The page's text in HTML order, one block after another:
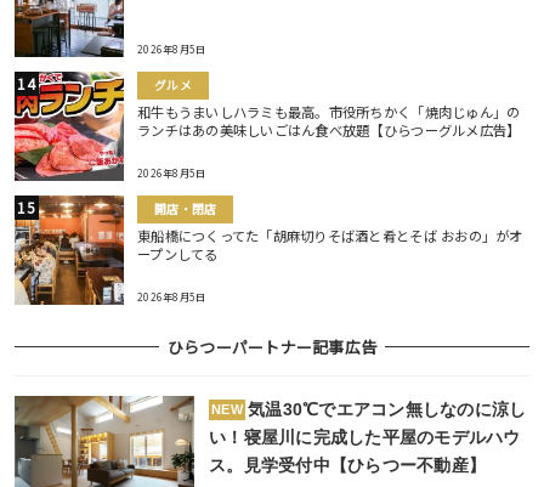
2026年8月5日
グルメ
和牛もうまいしハラミも最高。市役所ちかく「焼肉じゅん」の
ランチはあの美味しいごはん食べ放題【ひらつーグルメ広告】
2026年8月5日
開店・閉店
東船橋につくってた「胡麻切りそば酒と肴とそば おおの」がオ
ープンしてる
2026年8月5日
ひらつーパートナー記事広告
NEW 気温30℃でエアコン無しなのに涼し
い！寝屋川に完成した平屋のモデルハウ
ス。見学受付中【ひらつー不動産】